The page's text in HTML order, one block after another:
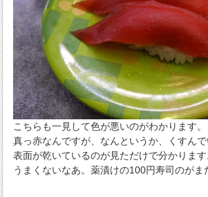
こちらも一見して色が悪いのがわかります。
真っ赤なんですが、なんというか、くすんで
表面が乾いているのが見ただけで分かります
うまくないなあ。薬漬けの100円寿司のがま